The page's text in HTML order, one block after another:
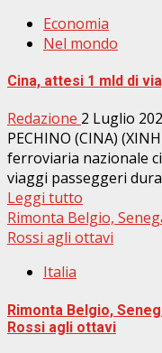
Economia
Nel mondo
Cina, attesi 1 mld di
Redazione 2 Luglio
PECHINO (CINA)
ferroviaria nazionale
viaggi passeggeri
Leggi tutto
Rimonta Belgio,
Rossi agli ottavi
Italia
Rimonta Belgio,
Rossi agli ottavi